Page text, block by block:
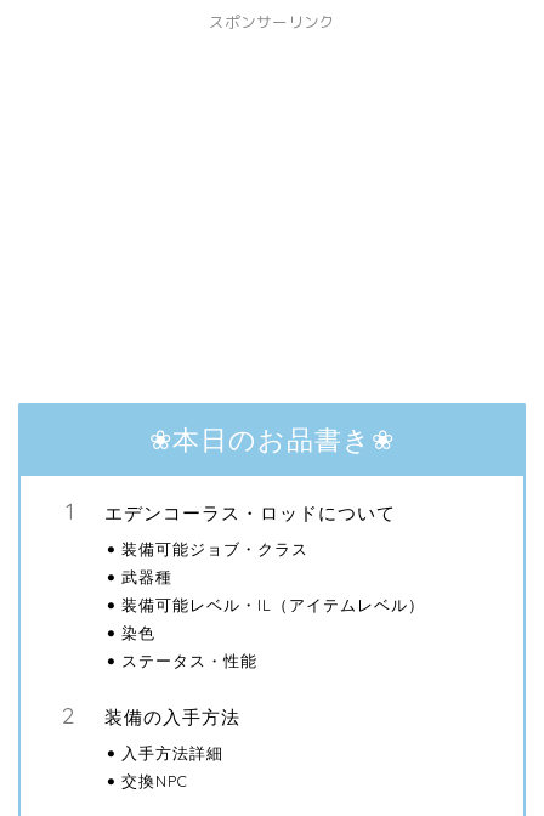
スポンサーリンク
❀本日のお品書き❀
エデンコーラス・ロッドについて
装備可能ジョブ・クラス
武器種
装備可能レベル・IL（アイテムレベル）
染色
ステータス・性能
装備の入手方法
入手方法詳細
交換NPC